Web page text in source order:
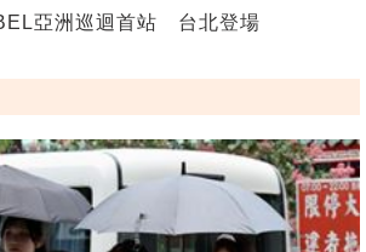
亞洲巡迴首站 台北登場